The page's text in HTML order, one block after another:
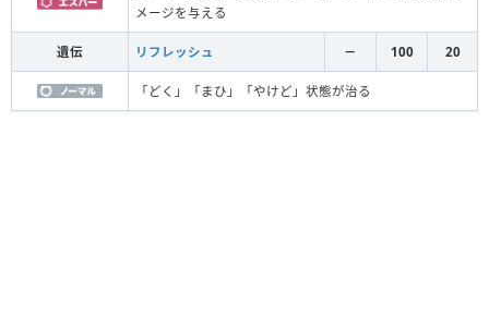
メージを与える
遺伝 リフレッシュ － 100 20
「どく」「まひ」「やけど」状態が治る